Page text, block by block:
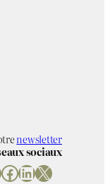
newsletter
sociaux
Facebook LinkedIn X